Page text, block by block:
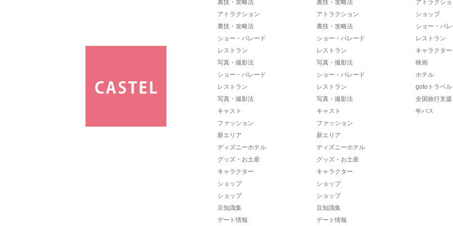
裏技・攻略法
アトラクション
裏技・攻略法
ショー・パレード
レストラン
写真・撮影法
ショー・パレード
レストラン
写真・撮影法
キャスト
ファッション
新エリア
ディズニーホテル
グッズ・お土産
キャラクター
ショップ
ショップ
豆知識集
デート情報
裏技・攻略法
アトラクション
裏技・攻略法
ショー・パレード
レストラン
写真・撮影法
ショー・パレード
レストラン
写真・撮影法
キャスト
ファッション
新エリア
ディズニーホテル
グッズ・お土産
キャラクター
ショップ
ショップ
豆知識集
デート情報
アトラクシ
ショップ
ショー・パ
レストラン
キャラクター
映画
ホテル
gotoトラベル
全国旅行支援
年パス